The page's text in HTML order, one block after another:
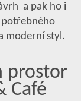
a pak ho i
moderní styl.
prostor
Café